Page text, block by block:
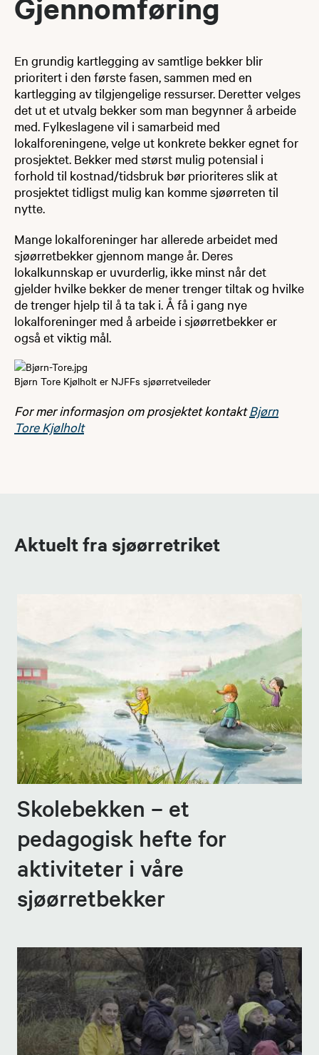
Gjennomføring
En grundig kartlegging av samtlige bekker blir
prioritert i den første fasen, sammen med en
kartlegging av tilgjengelige ressurser. Deretter velges
det ut et utvalg bekker som man begynner å arbeide
med. Fylkeslagene vil i samarbeid med
lokalforeningene, velge ut konkrete bekker egnet for
prosjektet. Bekker med størst mulig potensial i
forhold til kostnad/tidsbruk bør prioriteres slik at
prosjektet tidligst mulig kan komme sjøørreten til
nytte.​
Mange lokalforeninger har allerede arbeidet med
sjøørretbekker gjennom mange år. Deres
lokalkunnskap er uvurderlig, ikke minst når det
gjelder hvilke bekker de mener trenger tiltak og hvilke
de trenger hjelp til å ta tak i. Å få i gang nye
lokalforeninger med å arbeide i sjøørretbekker er
også et viktig mål.
Bjørn Tore Kjølholt er NJFFs sjøørretveileder
For mer informasjon om prosjektet kontaktBjørn
Tore Kjølholt
Aktuelt fra sjøørretriket
Skolebekken – et
pedagogisk hefte for
aktiviteter i våre
sjøørretbekker